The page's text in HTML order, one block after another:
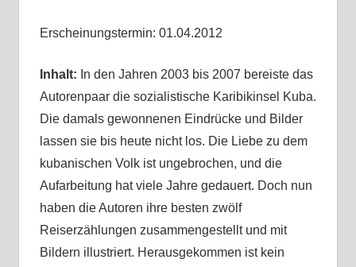
Erscheinungstermin: 01.04.2012
Inhalt: In den Jahren 2003 bis 2007 bereiste das
Autorenpaar die sozialistische Karibikinsel Kuba.
Die damals gewonnenen Eindrücke und Bilder
lassen sie bis heute nicht los. Die Liebe zu dem
kubanischen Volk ist ungebrochen, und die
Aufarbeitung hat viele Jahre gedauert. Doch nun
haben die Autoren ihre besten zwölf
Reiserzählungen zusammengestellt und mit
Bildern illustriert. Herausgekommen ist kein